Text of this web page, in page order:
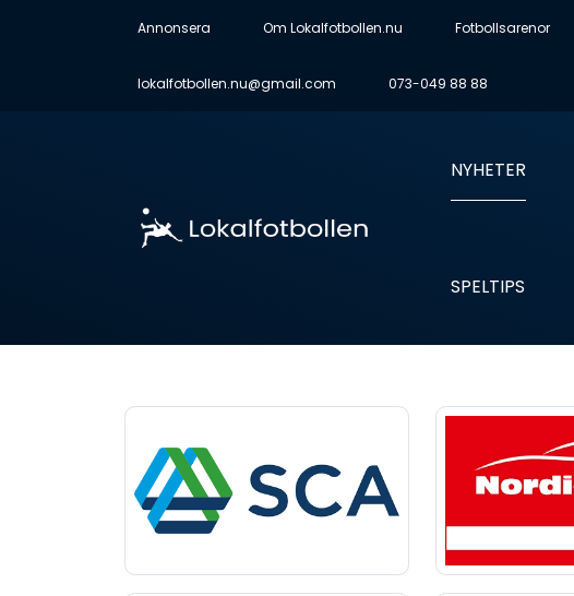
Annonsera Om Lokalfotbollen.nu Fotbollsarenor
lokalfotbollen.nu@gmail.com 073-049 88 88
NYHETER
SPELTIPS